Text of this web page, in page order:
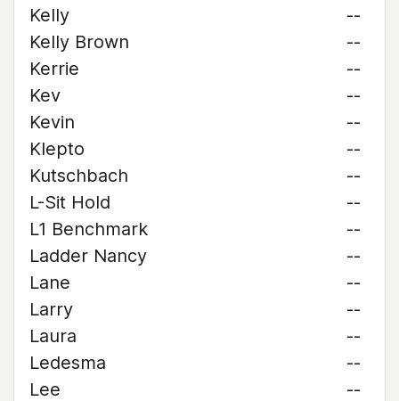
Kelly
--
Kelly Brown
--
Kerrie
--
Kev
--
Kevin
--
Klepto
--
Kutschbach
--
L-Sit Hold
--
L1 Benchmark
--
Ladder Nancy
--
Lane
--
Larry
--
Laura
--
Ledesma
--
Lee
--